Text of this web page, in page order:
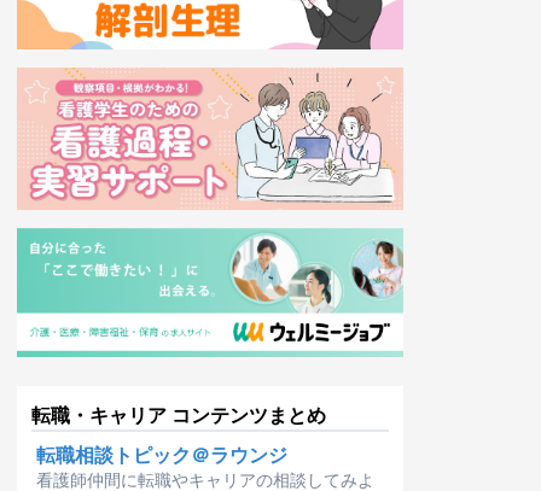
転職・キャリア コンテンツまとめ
転職相談トピック＠ラウンジ
看護師仲間に転職やキャリアの相談してみよ